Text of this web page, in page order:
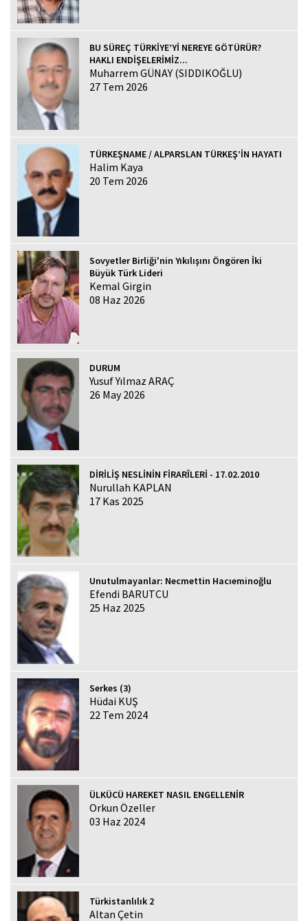
BU SÜREÇ TÜRKİYE’Yİ NEREYE GÖTÜRÜR?
HAKLI ENDİŞELERİMİZ...
Muharrem GÜNAY (SIDDIKOĞLU)
27 Tem 2026
TÜRKEŞNAME / ALPARSLAN TÜRKEŞ’İN HAYATI
Halim Kaya
20 Tem 2026
Sovyetler Birliği'nin Yıkılışını Öngören İki
Büyük Türk Lideri
Kemal Girgin
08 Haz 2026
DURUM
Yusuf Yılmaz ARAÇ
26 May 2026
DİRİLİŞ NESLİNİN FİRARÎLERİ - 17.02.2010
Nurullah KAPLAN
17 Kas 2025
Unutulmayanlar: Necmettin Hacıeminoğlu
Efendi BARUTCU
25 Haz 2025
Serkes (3)
Hüdai KUŞ
22 Tem 2024
ÜLKÜCÜ HAREKET NASIL ENGELLENİR
Orkun Özeller
03 Haz 2024
Türkistanlılık 2
Altan Çetin